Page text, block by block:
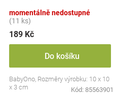
momentálně nedostupné
(11 ks)
189 Kč
Do košíku
BabyOno, Rozměry výrobku: 10 x 10
x 3 cm
Kód: 85563901